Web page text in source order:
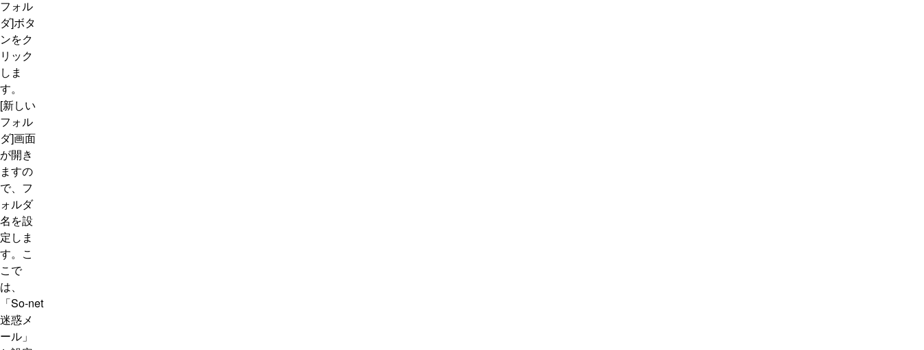
フォル
ダ]ボタ
ンをク
リック
しま
す。
[新しい
フォル
ダ]画面
が開き
ますの
で、フ
ォルダ
名を設
定しま
す。こ
こで
は、
「So-net
迷惑メ
ール」